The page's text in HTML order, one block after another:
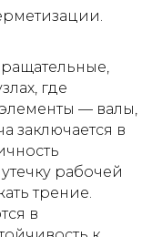
где
— валы,
заключается в
рабочей
трение.
в